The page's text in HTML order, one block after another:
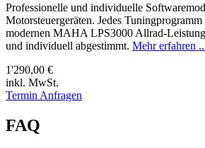
Professionelle und individuelle
Motorsteuergeräten. Jedes
modernen MAHA LPS3000 Allrad-
und individuell abgestimmt. Mehr erfahren
1'290,00 €
inkl. MwSt.
Termin Anfragen
FAQ